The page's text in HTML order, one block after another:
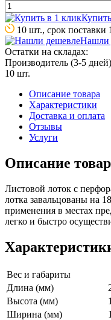
10 шт., срок поставки
Нашли
Остатки на складах:
Производитель (3-5 дней)
10 шт.
Описание товара
Характеристики
Доставка и оплата
Отзывы
Услуги
Описание
Листовой лоток с
лотка завальцованы на
применения в местах
легко и быстро
Вес и габариты
Длина (мм)
Высота (мм)
Ширина (мм)